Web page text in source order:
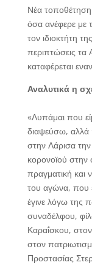
Νέα
όσα ανέφερε με
τον ιδιοκτήτη
περιπτώσεις τα
καταφέρεται
Αναλυτικά η
«Λυπάμαι που
διαψεύσω, αλλά
στην Λάρισα
κορονοϊού στην
πραγματική και
του αγώνα, που
έγινε λόγω της
συναδέλφου,
Καραΐσκου,
στον
Προστασίας